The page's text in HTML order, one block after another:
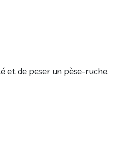
et de peser un pèse-ruche.